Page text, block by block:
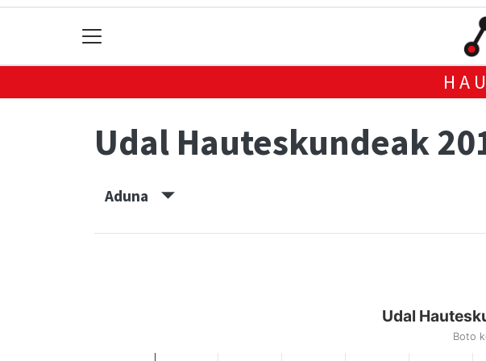
Udal Hauteskundeak
Aduna
Udal
Boto